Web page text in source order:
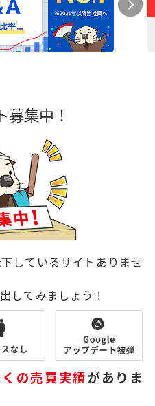
募集中！
しているサイトありませ
してみましょう！
の売買実績がありま